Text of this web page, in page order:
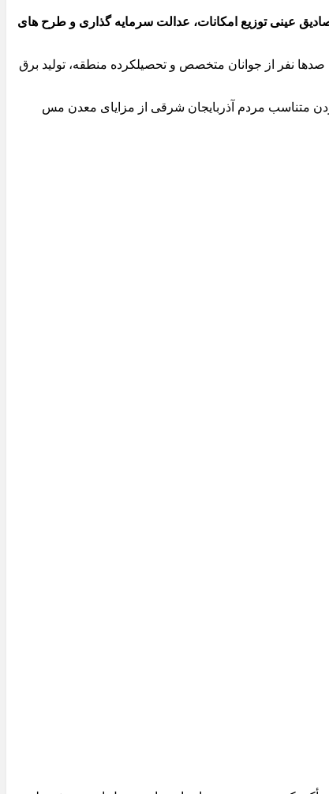
عینی توزیع امکانات، عدالت سرمایه گذاری و طرح های
نفر از جوانان متخصص و تحصیلکرده منطقه، تولید برق
در زمینه منتفع کردن متناسب مردم آذربایجان شرقی از مزایای معدن مس